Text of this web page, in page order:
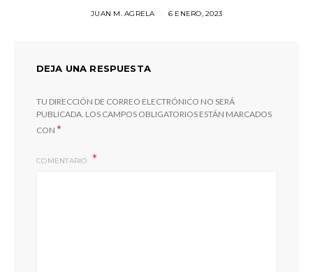
JUAN M. AGRELA 6 ENERO, 2023
DEJA UNA RESPUESTA
TU DIRECCIÓN DE CORREO ELECTRÓNICO NO SERÁ
PUBLICADA. LOS CAMPOS OBLIGATORIOS ESTÁN MARCADOS
CON *
COMENTARIO